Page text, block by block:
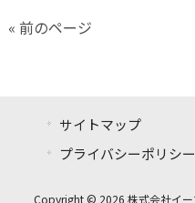
« 前のページ
サイトマップ
プライバシーポリシー
Copyright © 2026 株式会社イー